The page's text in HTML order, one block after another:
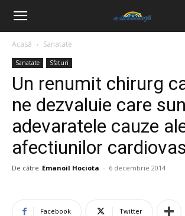
Acasă Sanatate
Sanatate Sfaturi
Un renumit chirurg
ne dezvaluie care
adevaratele cauze
afectiunilor
De către Emanoil Hociota - 6 decembrie 2014
Facebook Twitter